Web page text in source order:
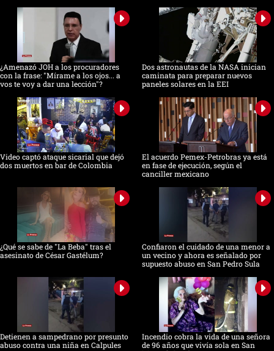
¿Amenazó JOH a los procuradores
con la frase: "Mírame a los ojos... a
vos te voy a dar una lección"?
Dos astronautas de la NASA inician
caminata para preparar nuevos
paneles solares en la EEI
Video captó ataque sicarial que dejó
dos muertos en bar de Colombia
El acuerdo Pemex-Petrobras ya está
en fase de ejecución, según el
canciller mexicano
¿Qué se sabe de "La Beba" tras el
asesinato de César Gastélum?
Confiaron el cuidado de una menor a
un vecino y ahora es señalado por
supuesto abuso en San Pedro Sula
Detienen a sampedrano por presunto
abuso contra una niña en Calpules
Incendio cobra la vida de una señora
de 96 años que vivía sola en San